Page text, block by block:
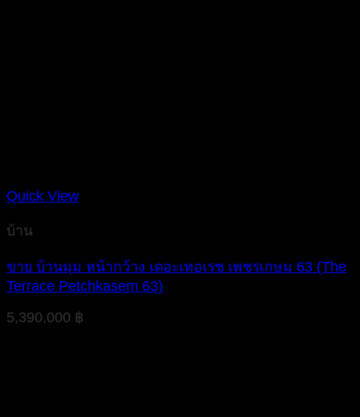
Quick View
บ้าน
ขาย บ้านมุม หน้ากว้าง เดอะเทอเรช เพชรเกษม 63 (The
Terrace Petchkasem 63)
5,390,000 ฿